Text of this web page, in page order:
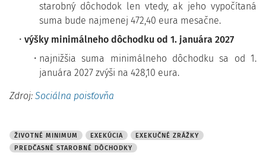
starobný dôchodok len vtedy, ak jeho vypočítaná
suma bude najmenej 472,40 eura mesačne.
výšky minimálneho dôchodku od 1. januára 2027
najnižšia suma minimálneho dôchodku sa od 1.
januára 2027 zvýši na 428,10 eura.
Zdroj: Sociálna poisťovňa
ŽIVOTNÉ MINIMUM EXEKÚCIA
EXEKUČNÉ ZRÁŽKY
PREDČASNÉ STAROBNÉ DÔCHODKY